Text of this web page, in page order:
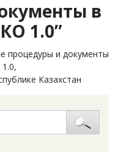
в
1.0”
процедуры и документы
Казахстан